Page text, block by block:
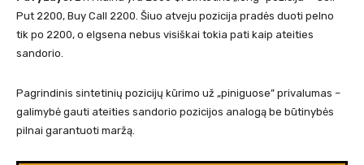
Put 2200, Buy Call 2200. Šiuo atveju pozicija pradės duoti pelno
tik po 2200, o elgsena nebus visiškai tokia pati kaip ateities
sandorio.
Pagrindinis sintetinių pozicijų kūrimo už „piniguose” privalumas –
galimybė gauti ateities sandorio pozicijos analogą be būtinybės
pilnai garantuoti maržą.